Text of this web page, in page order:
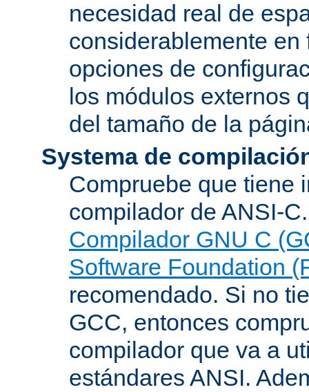
necesidad real de
considerablemente en
opciones de
los módulos externos
del tamaño de la
Systema de
Compruebe que tiene
compilador de ANSI-
Compilador GNU C
Software Foundation
recomendado. Si no
GCC, entonces
compilador que va a
estándares ANSI.